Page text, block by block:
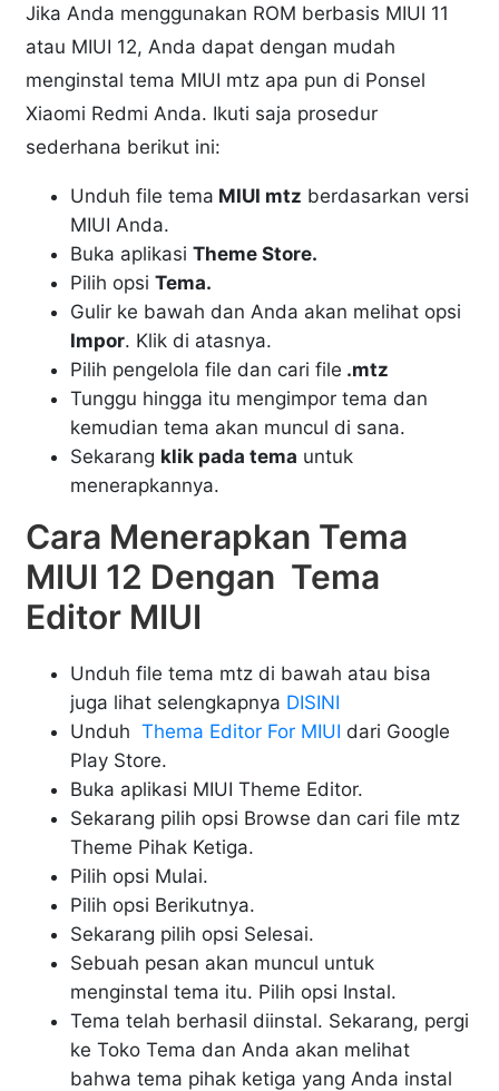
Jika Anda menggunakan ROM berbasis MIUI 11
atau MIUI 12, Anda dapat dengan mudah
menginstal tema MIUI mtz apa pun di Ponsel
Xiaomi Redmi Anda. Ikuti saja prosedur
sederhana berikut ini:
Unduh file tema MIUI mtz berdasarkan versi
MIUI Anda.
Buka aplikasiTheme Store.
Pilih opsiTema.
Gulir ke bawah dan Anda akan melihat opsi
Impor. Klik di atasnya.
Pilih pengelola file dan cari file .mtz
Tunggu hingga itu mengimpor tema dan
kemudian tema akan muncul di sana.
Sekarang klik pada tema untuk
menerapkannya.
Cara Menerapkan Tema
MIUI 12 Dengan Tema
Editor MIUI
Unduh file tema mtz di bawah atau bisa
juga lihat selengkapnya DISINI
UnduhThema Editor For MIUI dari Google
Play Store.
Buka aplikasi MIUI Theme Editor.
Sekarang pilih opsi Browse dan cari file mtz
Theme Pihak Ketiga.
Pilih opsi Mulai.
Pilih opsi Berikutnya.
Sekarang pilih opsi Selesai.
Sebuah pesan akan muncul untuk
menginstal tema itu. Pilih opsi Instal.
Tema telah berhasil diinstal. Sekarang, pergi
ke Toko Tema dan Anda akan melihat
bahwa tema pihak ketiga yang Anda instal